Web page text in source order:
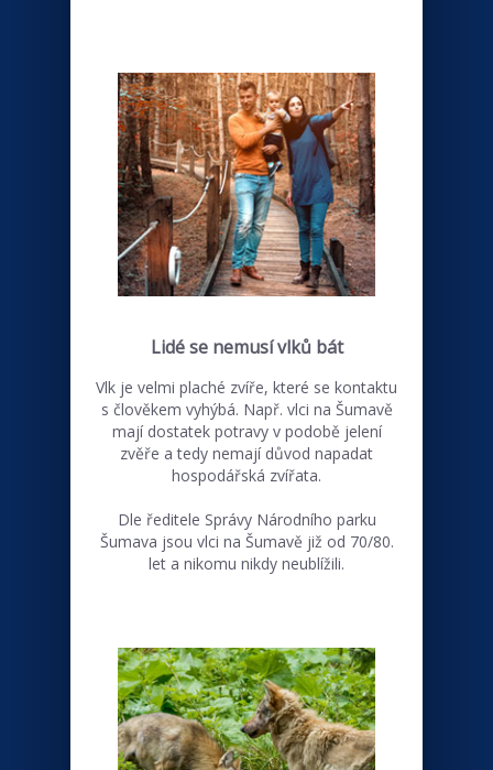
Lidé se nemusí vlků bát
Vlk je velmi plaché zvíře, které se kontaktu
s člověkem vyhýbá. Např. vlci na Šumavě
mají dostatek potravy v podobě jelení
zvěře a tedy nemají důvod napadat
hospodářská zvířata.
Dle ředitele Správy Národního parku
Šumava jsou vlci na Šumavě již od 70/80.
let a nikomu nikdy neublížili.